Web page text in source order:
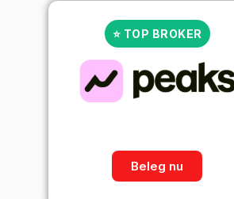
⭐ TOP BROKER
Beleg nu